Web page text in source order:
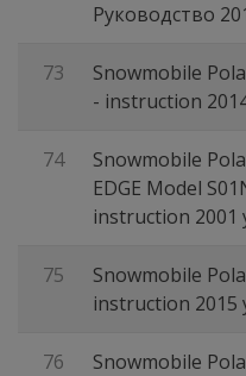
Руководство
73
Snowmobile
- instruction
74
Snowmobile
EDGE Model
instruction 2001
75
Snowmobile
instruction 2015
76
Snowmobile